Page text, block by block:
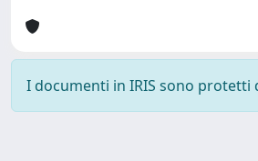
I documenti in IRIS sono